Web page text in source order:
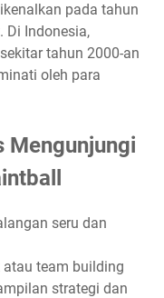
pada tahun
Di Indonesia,
tahun 2000-an
oleh para
Mengunjungi
seru dan
team building
strategi dan